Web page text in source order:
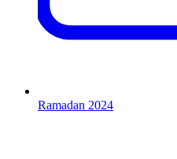
Ramadan 2024